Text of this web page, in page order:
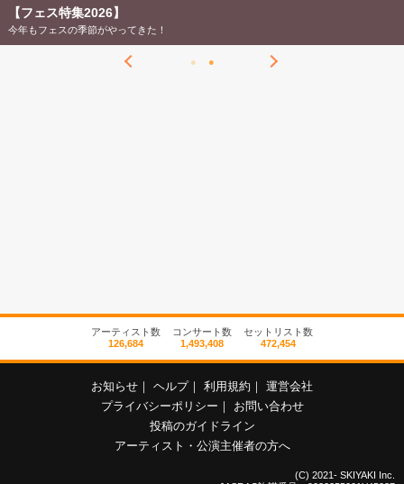
【フェス特集2026】
今年もフェスの季節がやってきた！
アーティスト数
126,684
コンサート数
1,493,408
セットリスト数
472,454
お知らせ ｜ ヘルプ｜ 利用規約 ｜ 運営会社
プライバシーポリシー ｜
お問い合わせ
投稿のガイドライン
アーティスト・公演主催者の方へ
(C) 2021- SKIYAKI Inc.